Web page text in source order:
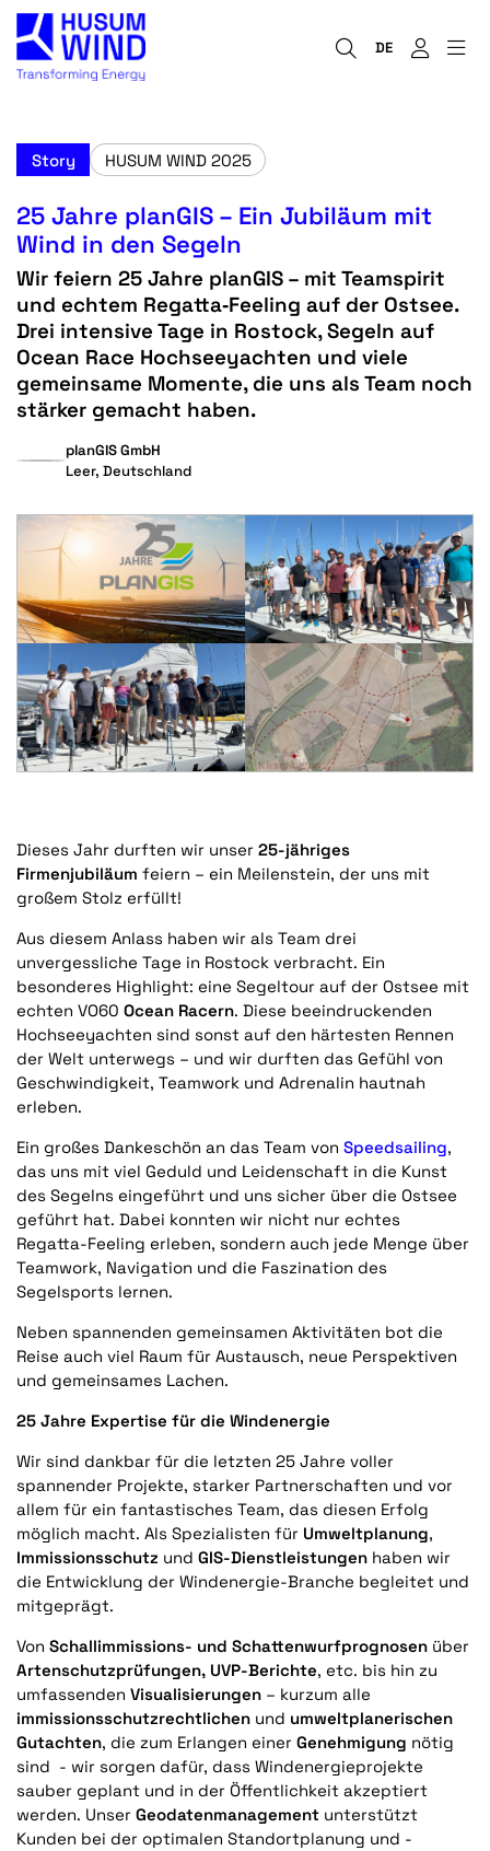
DE
Story HUSUM WIND 2025
25 Jahre planGIS – Ein Jubiläum mit
Wind in den Segeln
Wir feiern 25 Jahre planGIS – mit Teamspirit
und echtem Regatta‑Feeling auf der Ostsee.
Drei intensive Tage in Rostock, Segeln auf
Ocean Race Hochseeyachten und viele
gemeinsame Momente, die uns als Team noch
stärker gemacht haben.
planGIS GmbH
Leer, Deutschland
Dieses Jahr durften wir unser 25-jähriges
Firmenjubiläum feiern – ein Meilenstein, der uns mit
großem Stolz erfüllt!
Aus diesem Anlass haben wir als Team drei
unvergessliche Tage in Rostock verbracht. Ein
besonderes Highlight: eine Segeltour auf der Ostsee mit
echten VO60 Ocean Racern. Diese beeindruckenden
Hochseeyachten sind sonst auf den härtesten Rennen
der Welt unterwegs – und wir durften das Gefühl von
Geschwindigkeit, Teamwork und Adrenalin hautnah
erleben.
Ein großes Dankeschön an das Team von Speedsailing,
das uns mit viel Geduld und Leidenschaft in die Kunst
des Segelns eingeführt und uns sicher über die Ostsee
geführt hat. Dabei konnten wir nicht nur echtes
Regatta-Feeling erleben, sondern auch jede Menge über
Teamwork, Navigation und die Faszination des
Segelsports lernen.
Neben spannenden gemeinsamen Aktivitäten bot die
Reise auch viel Raum für Austausch, neue Perspektiven
und gemeinsames Lachen.
25 Jahre Expertise für die Windenergie
Wir sind dankbar für die letzten 25 Jahre voller
spannender Projekte, starker Partnerschaften und vor
allem für ein fantastisches Team, das diesen Erfolg
möglich macht. Als Spezialisten für Umweltplanung,
Immissionsschutz und GIS-Dienstleistungen haben wir
die Entwicklung der Windenergie-Branche begleitet und
mitgeprägt.
Von Schallimmissions- und Schattenwurfprognosen über
Artenschutzprüfungen, UVP-Berichte, etc. bis hin zu
umfassenden Visualisierungen – kurzum alle
immissionsschutzrechtlichen und umweltplanerischen
Gutachten, die zum Erlangen einer Genehmigung nötig
sind - wir sorgen dafür, dass Windenergieprojekte
sauber geplant und in der Öffentlichkeit akzeptiert
werden. Unser Geodatenmanagement unterstützt
Kunden bei der optimalen Standortplanung und -